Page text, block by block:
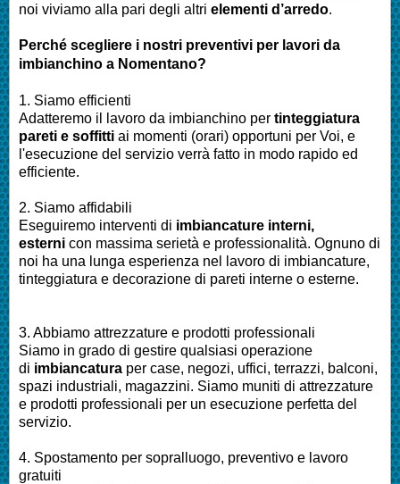
noi viviamo alla pari degli altri elementi d’arredo.
Perché scegliere i nostri preventivi per lavori da
imbianchino a Nomentano?
1. Siamo efficienti
Adatteremo il lavoro da imbianchino per tinteggiatura
pareti e soffitti ai momenti (orari) opportuni per Voi, e
l'esecuzione del servizio verrà fatto in modo rapido ed
efficiente.
2. Siamo affidabili
Eseguiremo interventi di imbiancature interni,
esterni con massima serietà e professionalità. Ognuno di
noi ha una lunga esperienza nel lavoro di imbiancature,
tinteggiatura e decorazione di pareti interne o esterne.
3. Abbiamo attrezzature e prodotti professionali
Siamo in grado di gestire qualsiasi operazione
di imbiancatura per case, negozi, uffici, terrazzi, balconi,
spazi industriali, magazzini. Siamo muniti di attrezzature
e prodotti professionali per un esecuzione perfetta del
servizio.
4. Spostamento per sopralluogo, preventivo e lavoro
gratuiti